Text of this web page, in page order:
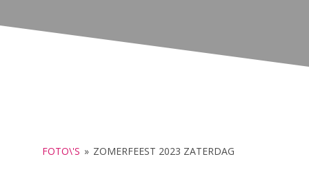
FOTO\'S » ZOMERFEEST 2023 ZATERDAG